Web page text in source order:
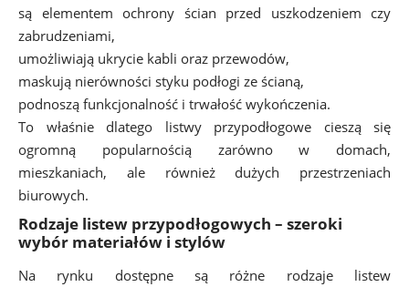
są elementem ochrony ścian przed uszkodzeniem czy
zabrudzeniami,
umożliwiają ukrycie kabli oraz przewodów,
maskują nierówności styku podłogi ze ścianą,
podnoszą funkcjonalność i trwałość wykończenia.
To właśnie dlatego listwy przypodłogowe cieszą się
ogromną popularnością zarówno w domach,
mieszkaniach, ale również dużych przestrzeniach
biurowych.
Rodzaje listew przypodłogowych – szeroki
wybór materiałów i stylów
Na rynku dostępne są różne rodzaje listew